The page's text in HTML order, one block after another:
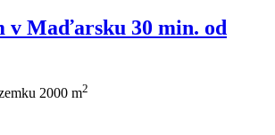
v Maďarsku 30 min. od
2000 m2